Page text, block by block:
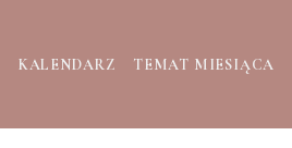
KALENDARZ TEMAT MIESIĄCA